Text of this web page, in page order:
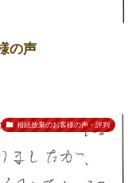
の声
相続放棄のお客様の声・評判